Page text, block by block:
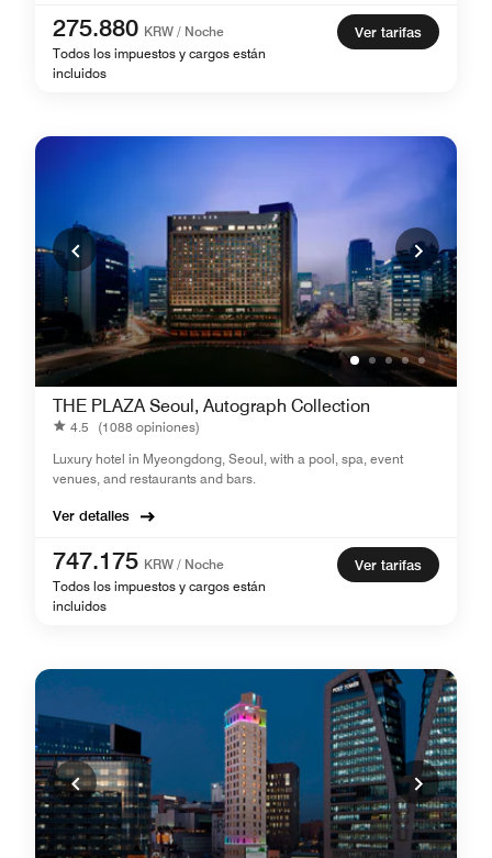
275.880 KRW / Noche
Todos los impuestos y cargos están
incluidos
Ver tarifas
THE PLAZA Seoul, Autograph Collection
4.5
(1088 opiniones)
Luxury hotel in Myeongdong, Seoul, with a pool, spa, event
venues, and restaurants and bars.
Ver detalles
747.175 KRW / Noche
Todos los impuestos y cargos están
incluidos
Ver tarifas